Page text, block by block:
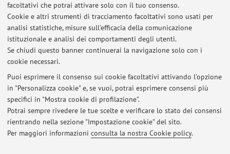
facoltativi che potrai attivare solo con il tuo consenso.
Cookie e altri strumenti di tracciamento facoltativi sono usati per
analisi statistiche, misure sull'efficacia della comunicazione
istituzionale e analisi dei comportamenti degli utenti.
Se chiudi questo banner continuerai la navigazione solo con i
cookie necessari.
Puoi esprimere il consenso sui cookie facoltativi attivando l'opzione
in "Personalizza cookie" e, se vuoi, potrai esprimere consensi più
specifici in "Mostra cookie di profilazione".
Potrai sempre rivedere le tue scelte e verificare lo stato dei consensi
rientrando nella sezione "Impostazione cookie" del sito.
Per maggiori informazioni consulta la nostra Cookie policy.
Ultimi avvisi
Appello d'esame - dicembre 2025
Pubblicato il: 06 ottobre 2025
Appelli estivi a.a. 2024/2025
Pubblicato il: 26 marzo 2025
RICEVIMENTO 16 OTTOBRE 2024
Pubblicato il: 16 ottobre 2024